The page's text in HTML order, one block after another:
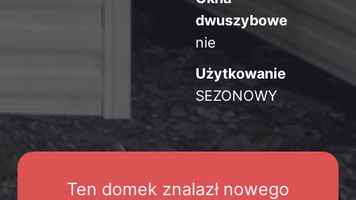
Ten domek znalazł nowego
dwuszybowe
nie
Użytkowanie
SEZONOWY